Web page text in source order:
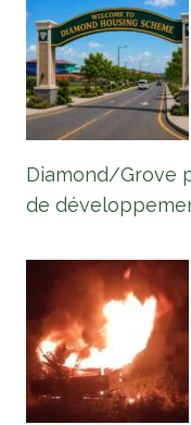
Diamond/Grove
de